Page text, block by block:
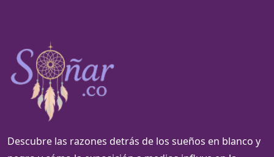
Descubre las razones detrás de los sueños en blanco y